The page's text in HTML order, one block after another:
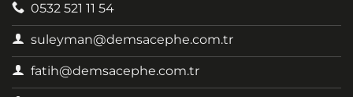
0532 521 11 54
suleyman@demsacephe.com.tr
fatih@demsacephe.com.tr